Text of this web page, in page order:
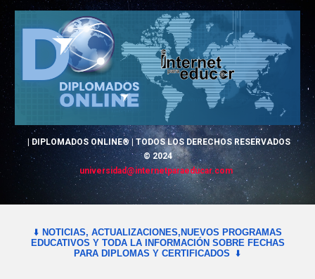
|DIPLOMADOS ONLINE® | TODOS LOS DERECHOS RESERVADOS
© 2024
universidad@internetparaeducar.com
⬇️ NOTICIAS, ACTUALIZACIONES,NUEVOS PROGRAMAS
EDUCATIVOS Y TODA LA INFORMACIÓN SOBRE FECHAS
PARA DIPLOMAS Y CERTIFICADOS ⬇️